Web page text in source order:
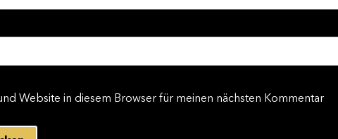
Website in diesem Browser für meinen nächsten Kommentar